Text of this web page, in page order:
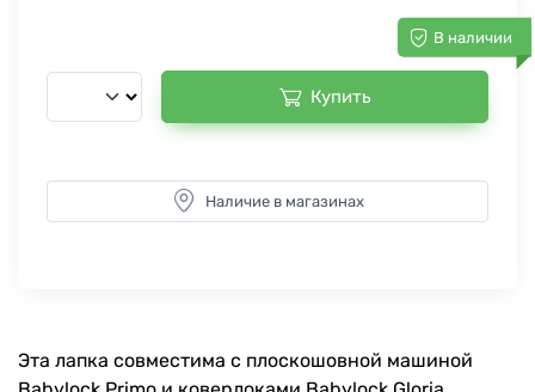
В наличии
Купить
Наличие в магазинах
Эта лапка совместима с плоскошовной машиной